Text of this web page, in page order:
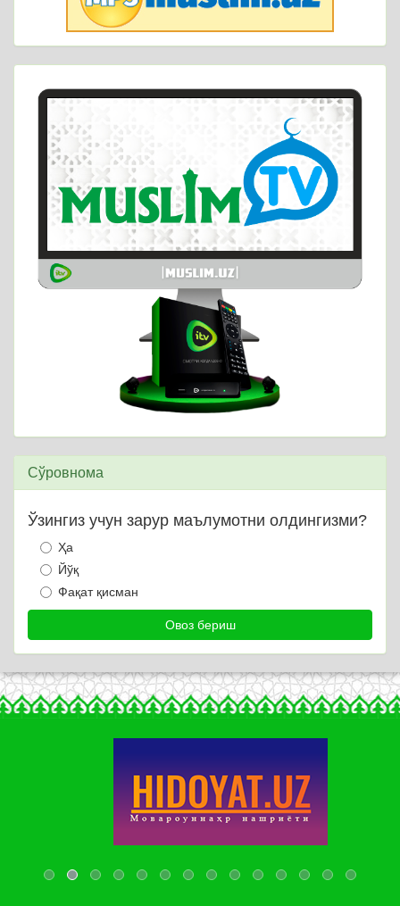
Сўровнома
Ўзингиз учун зарур маълумотни олдингизми?
Ҳа
Йўқ
Фақат қисман